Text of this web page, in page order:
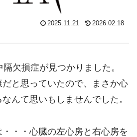
2025.11.21 2026.02.18
欠損症が見つかりました。
と思っていたので、まさか心
んて思いもしませんでした。
・・心臓の左心房と右心房を